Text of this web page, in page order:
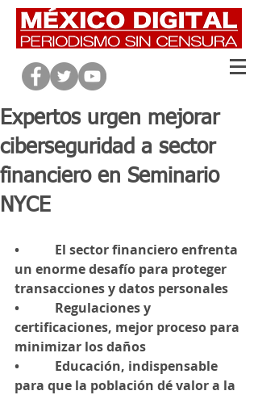
Expertos urgen mejorar
ciberseguridad a sector
financiero en Seminario
NYCE
•           El sector financiero enfrenta
un enorme desafío para proteger
transacciones y datos personales
•           Regulaciones y
certificaciones, mejor proceso para
minimizar los daños
•           Educación, indispensable
para que la población dé valor a la